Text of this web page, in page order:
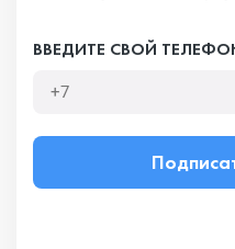
ВВЕДИТЕ СВОЙ